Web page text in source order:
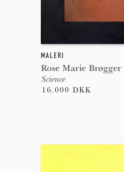
MALERI
Rose Marie Brøgger
Science
16.000 DKK